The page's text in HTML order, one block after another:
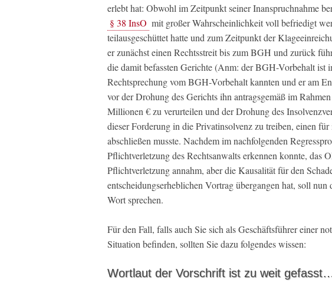
erlebt hat: Obwohl im Zeitpunkt seiner Inanspruchnahme
§ 38 InsO mit großer Wahrscheinlichkeit voll befriedigt
teilausgeschüttet hatte und zum Zeitpunkt der
er zunächst einen Rechtsstreit bis zum BGH und zurück
die damit befassten Gerichte (Anm: der BGH-Vorbehalt
Rechtsprechung vom BGH-Vorbehalt kannten und er am
vor der Drohung des Gerichts ihn antragsgemäß im
Millionen € zu verurteilen und der Drohung des
dieser Forderung in die Privatinsolvenz zu treiben, einen
abschließen musste. Nachdem im nachfolgenden
Pflichtverletzung des Rechtsanwalts erkennen konnte, das
Pflichtverletzung annahm, aber die Kausalität für den
entscheidungserheblichen Vortrag übergangen hat, soll nun
Wort sprechen.
Für den Fall, falls auch Sie sich als Geschäftsführer einer
Situation befinden, sollten Sie dazu folgendes wissen:
Wortlaut der Vorschrift ist zu weit